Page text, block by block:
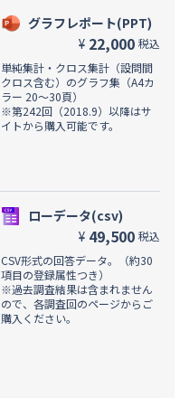
グラフレポート(PPT)
¥ 22,000 税込
単純集計・クロス集計（設問間
クロス含む）のグラフ集（A4カ
ラー 20～30頁）
※第242回（2018.9）以降はサ
イトから購入可能です。
ローデータ(csv)
¥ 49,500 税込
CSV形式の回答データ。（約30
項目の登録属性つき）
※過去調査結果は含まれません
ので、各調査回のページからご
購入ください。